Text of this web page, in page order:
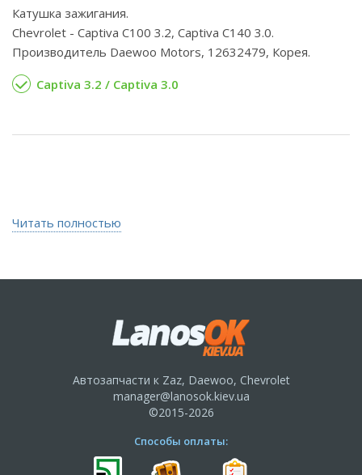
Катушка зажигания.
Chevrolet - Captiva C100 3.2, Captiva C140 3.0.
Производитель Daewoo Motors, 12632479, Корея.
Captiva 3.2 / Captiva 3.0
Читать полностью
Автозапчасти к Zaz, Daewoo, Chevrolet
manager@lanosok.kiev.ua
©2015-2026
Способы оплаты: